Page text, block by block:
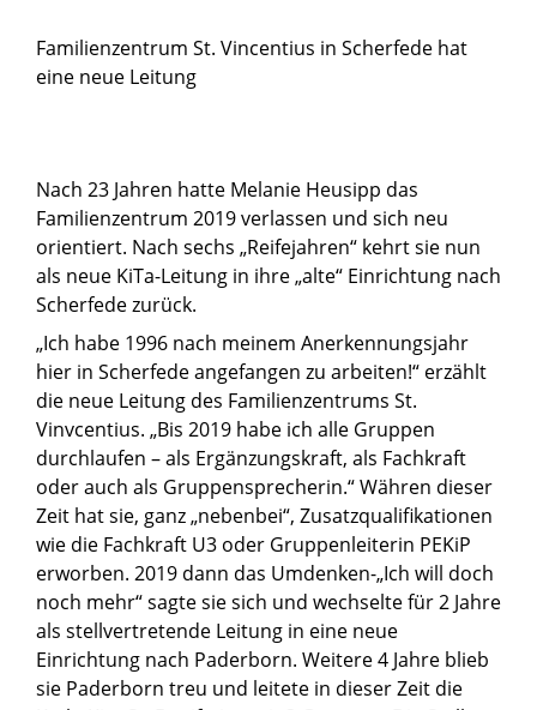
Familienzentrum St. Vincentius in Scherfede hat
eine neue Leitung
Nach 23 Jahren hatte Melanie Heusipp das
Familienzentrum 2019 verlassen und sich neu
orientiert. Nach sechs „Reifejahren“ kehrt sie nun
als neue KiTa-Leitung in ihre „alte“ Einrichtung nach
Scherfede zurück.
„Ich habe 1996 nach meinem Anerkennungsjahr
hier in Scherfede angefangen zu arbeiten!“ erzählt
die neue Leitung des Familienzentrums St.
Vinvcentius. „Bis 2019 habe ich alle Gruppen
durchlaufen – als Ergänzungskraft, als Fachkraft
oder auch als Gruppensprecherin.“ Währen dieser
Zeit hat sie, ganz „nebenbei“, Zusatzqualifikationen
wie die Fachkraft U3 oder Gruppenleiterin PEKiP
erworben. 2019 dann das Umdenken-„Ich will doch
noch mehr“ sagte sie sich und wechselte für 2 Jahre
als stellvertretende Leitung in eine neue
Einrichtung nach Paderborn. Weitere 4 Jahre blieb
sie Paderborn treu und leitete in dieser Zeit die